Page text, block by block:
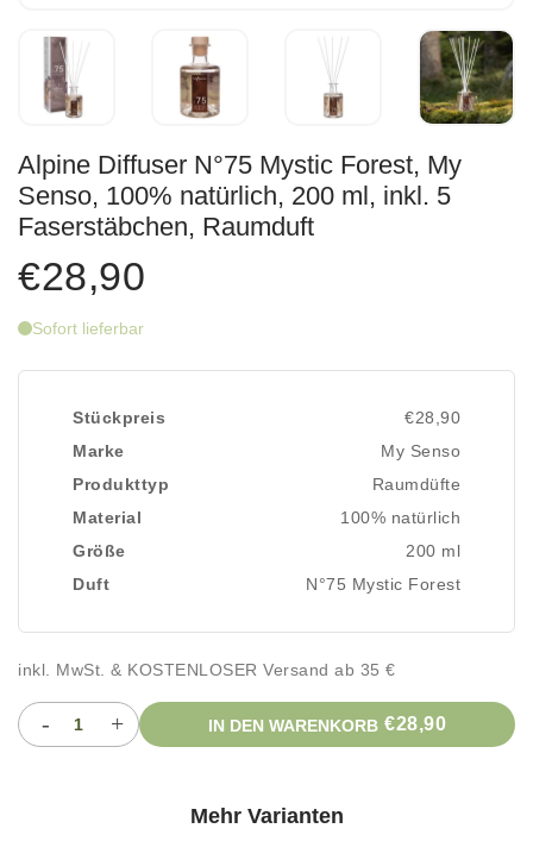
Alpine Diffuser N°75 Mystic Forest, My
Senso, 100% natürlich, 200 ml, inkl. 5
Faserstäbchen, Raumduft
€28,90
Sofort lieferbar
Stückpreis
€28,90
Marke
My Senso
Produkttyp
Raumdüfte
Material
100% natürlich
Größe
200 ml
Duft
N°75 Mystic Forest
inkl. MwSt. & KOSTENLOSER Versand ab 35 €
- + IN DEN WARENKORB €28,90
Mehr Varianten